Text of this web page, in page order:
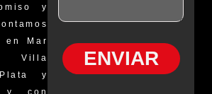
y
en Mar
Villa
y
y con
ENVIAR